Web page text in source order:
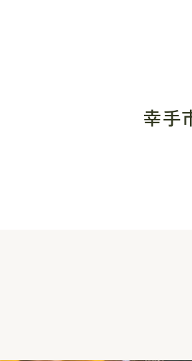
幸手